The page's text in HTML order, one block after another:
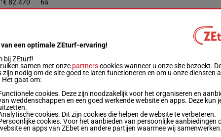
€ 82.470
6a
1'11"0
€ 106.330
9a 1a 4a 5a 6a Da (24) Da 1a 0a 1a 1a
2a
1'13"6
€ 109.600
Da 0a (24) Da Da 5a 2a Da 9a 0a 8a Da
(23) 2a
een optimale ZEturf-ervaring!
bij ZEturf!
samen met onze partnerscookies wanneer u onze site bezoekt.
zijn nodig om de site goed te laten functioneren en om u onze diensten
Het gaat om:
cookies. Deze zijn noodzakelijk voor het organiseren en
weddenschappen en een goed werkende website en apps. Deze kun
cookies. Dit zijn cookies die helpen de website te verbeteren.
cookies. Voor het aanbieden van persoonlijke aanbiedingen
en apps van ZEbet en andere partijen waarmee wij samenwerken.